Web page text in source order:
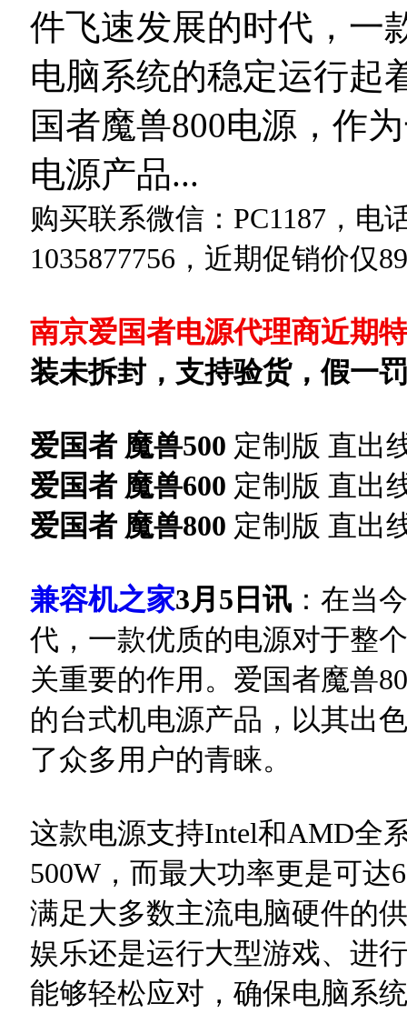
件飞速发展的时代，一
电脑系统的稳定运行起
国者魔兽800电源，作
电源产品...
购买联系微信：PC1187，电
1035877756，近期促销价仅
南京爱国者电源代理商近期
装未拆封，支持验货，假一
爱国者 魔兽500 定制版 直出
爱国者 魔兽600 定制版 直出
爱国者 魔兽800 定制版 直出
兼容机之家3月5日讯 ：在当
代，一款优质的电源对于整
关重要的作用。爱国者魔兽
的台式机电源产品，以其出
了众多用户的青睐。
这款电源支持Intel和AMD全
500W，而最大功率更是可达
满足大多数主流电脑硬件的
娱乐还是运行大型游戏、进
能够轻松应对，确保电脑系